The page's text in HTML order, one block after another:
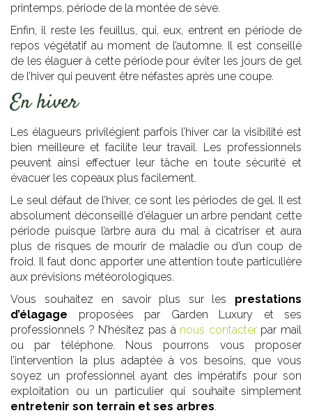
printemps, période de la montée de sève.
Enfin, il reste les feuillus, qui, eux, entrent en période de
repos végétatif au moment de l’automne. Il est conseillé
de les élaguer à cette période pour éviter les jours de gel
de l’hiver qui peuvent être néfastes après une coupe.
En hiver
Les élagueurs privilégient parfois l’hiver car la visibilité est
bien meilleure et facilite leur travail. Les professionnels
peuvent ainsi effectuer leur tâche en toute sécurité et
évacuer les copeaux plus facilement.
Le seul défaut de l’hiver, ce sont les périodes de gel. Il est
absolument déconseillé d’élaguer un arbre pendant cette
période puisque l’arbre aura du mal à cicatriser et aura
plus de risques de mourir de maladie ou d’un coup de
froid. Il faut donc apporter une attention toute particulière
aux prévisions météorologiques.
Vous souhaitez en savoir plus sur les prestations
d’élagage proposées par Garden Luxury et ses
professionnels ? N’hésitez pas à nous contacterpar mail
ou par téléphone. Nous pourrons vous proposer
l’intervention la plus adaptée à vos besoins, que vous
soyez un professionnel ayant des impératifs pour son
exploitation ou un particulier qui souhaite simplement
entretenir son terrain et ses arbres.